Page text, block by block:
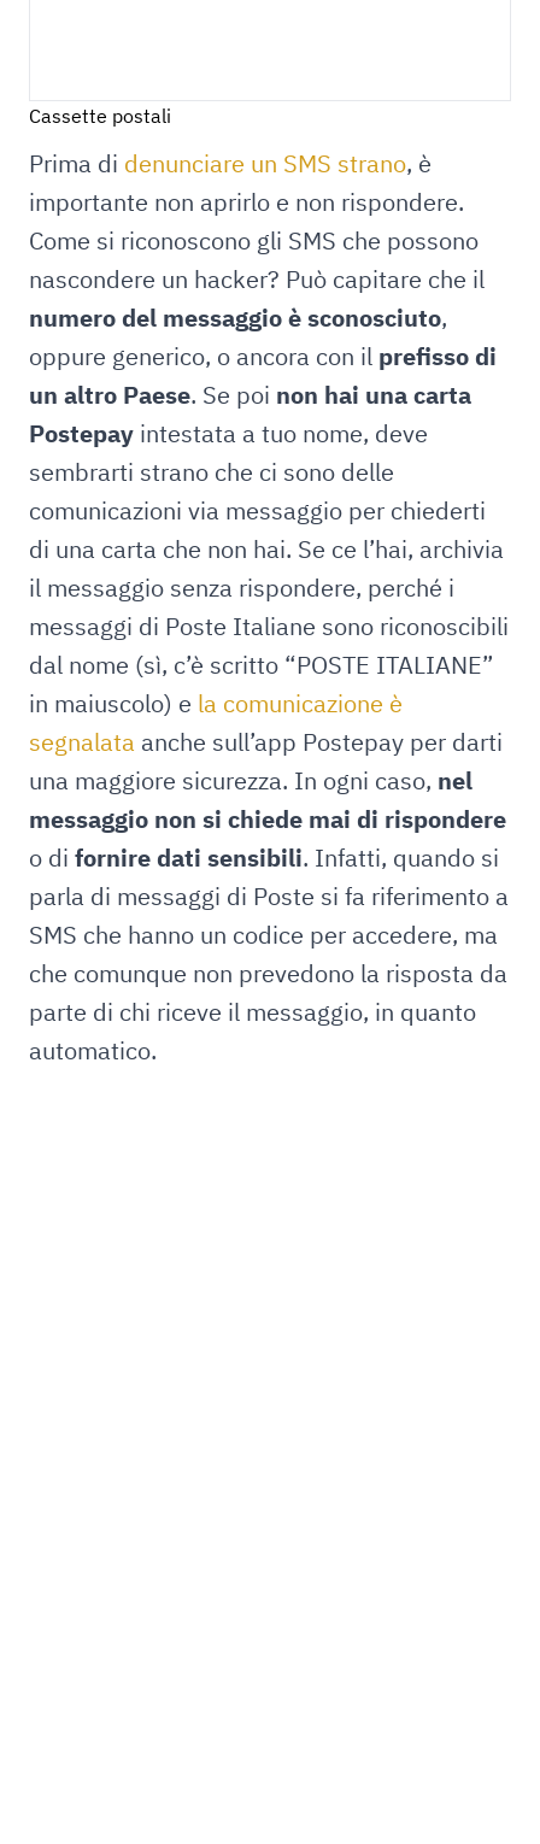
Cassette postali
Prima di denunciare un SMS strano, è
importante non aprirlo e non rispondere.
Come si riconoscono gli SMS che possono
nascondere un hacker? Può capitare che il
numero del messaggio è sconosciuto,
oppure generico, o ancora con il prefisso di
un altro Paese. Se poi non hai una carta
Postepay intestata a tuo nome, deve
sembrarti strano che ci sono delle
comunicazioni via messaggio per chiederti
di una carta che non hai. Se ce l’hai, archivia
il messaggio senza rispondere, perché i
messaggi di Poste Italiane sono riconoscibili
dal nome (sì, c’è scritto “POSTE ITALIANE”
in maiuscolo) e la comunicazione è
segnalata anche sull’app Postepay per darti
una maggiore sicurezza. In ogni caso, nel
messaggio non si chiede mai di rispondere
o di fornire dati sensibili. Infatti, quando si
parla di messaggi di Poste si fa riferimento a
SMS che hanno un codice per accedere, ma
che comunque non prevedono la risposta da
parte di chi riceve il messaggio, in quanto
automatico.